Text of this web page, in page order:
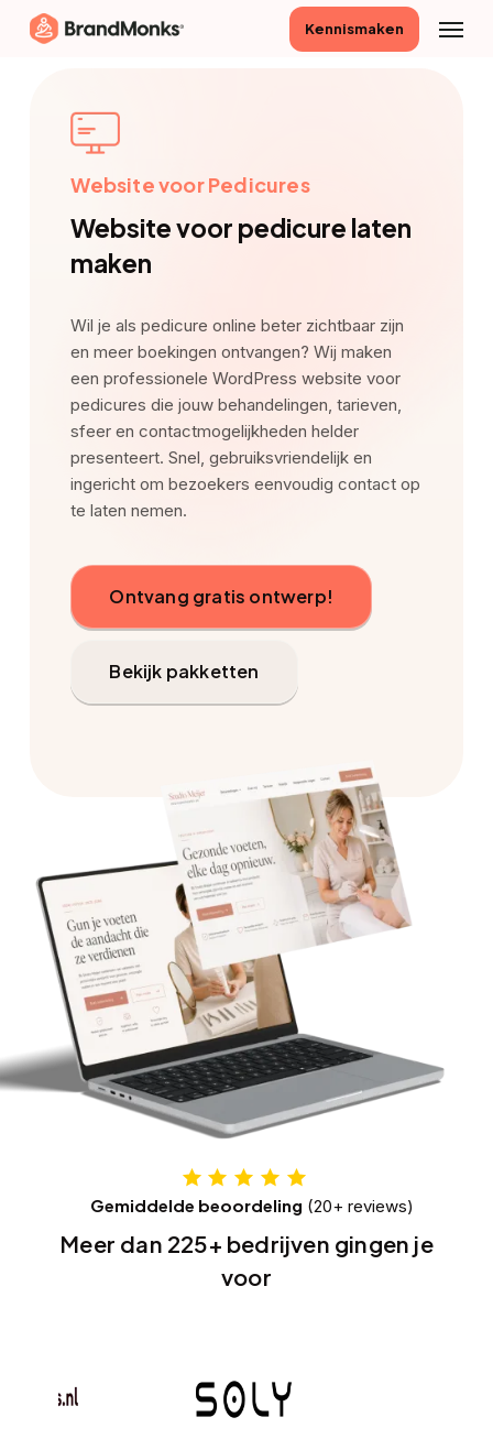
Kennismaken
Website voor Pedicures
Website voor pedicure laten
maken
Wil je als pedicure online beter zichtbaar zijn
en meer boekingen ontvangen? Wij maken
een professionele WordPress website voor
pedicures die jouw behandelingen, tarieven,
sfeer en contactmogelijkheden helder
presenteert. Snel, gebruiksvriendelijk en
ingericht om bezoekers eenvoudig contact op
te laten nemen.
Ontvang gratis ontwerp!
Bekijk pakketten
Gemiddelde beoordeling (20+ reviews)
Meer dan 225+ bedrijven gingen je
voor